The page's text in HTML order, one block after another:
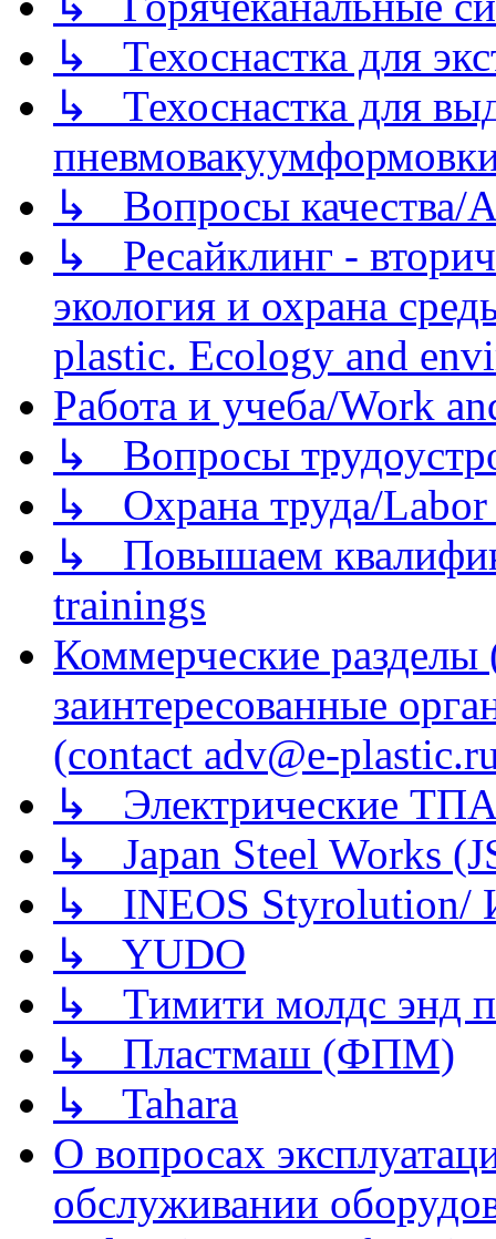
↳ Техоснастка для
↳ Техоснастка для
↳ Вопросы качества/
↳ Ресайклинг -
экология и охрана
plastic. Ecology and
Работа и учеба/Work
↳ Вопросы
↳ Охрана труда/Labor
↳ Повышаем
trainings
Коммерческие
заинтересованные
(contact adv@e-
↳ Электрические
↳ Japan Steel Works
↳ INEOS
↳ YUDO
↳ Тимити молдс энд
↳ Пластмаш (ФПМ)
↳ Tahara
О вопросах
обслуживании